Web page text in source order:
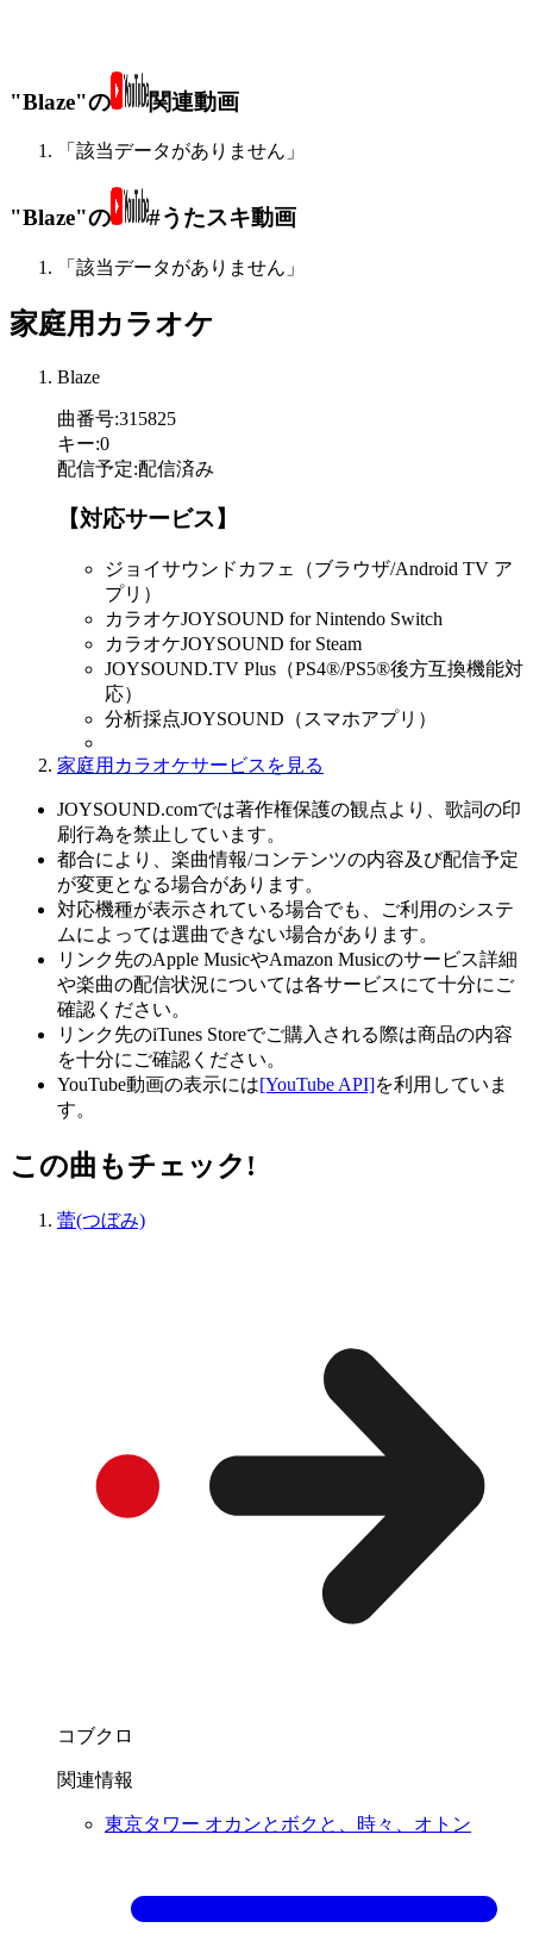
"Blaze"の 関連動画
「該当データがありません」
"Blaze"の #うたスキ動画
「該当データがありません」
家庭用カラオケ
Blaze
曲番号:315825
キー:0
配信予定:配信済み
【対応サービス】
ジョイサウンドカフェ（ブラウザ/Android TV ア
プリ）
カラオケJOYSOUND for Nintendo Switch
カラオケJOYSOUND for Steam
JOYSOUND.TV Plus（PS4®/PS5®後方互換機能対
応）
分析採点JOYSOUND（スマホアプリ）
家庭用カラオケサービスを見る
JOYSOUND.comでは著作権保護の観点より、歌詞の印
刷行為を禁止しています。
都合により、楽曲情報/コンテンツの内容及び配信予定
が変更となる場合があります。
対応機種が表示されている場合でも、ご利用のシステ
ムによっては選曲できない場合があります。
リンク先のApple MusicやAmazon Musicのサービス詳細
や楽曲の配信状況については各サービスにて十分にご
確認ください。
リンク先のiTunes Storeでご購入される際は商品の内容
を十分にご確認ください。
YouTube動画の表示には[YouTube API]を利用していま
す。
この曲もチェック!
蕾(つぼみ)
コブクロ
関連情報
東京タワー オカンとボクと、時々、オトン